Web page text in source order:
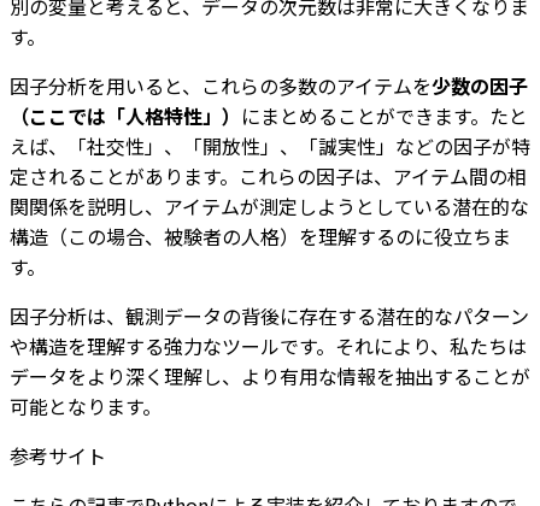
別の変量と考えると、データの次元数は非常に大きくなりま
す。
因子分析を用いると、これらの多数のアイテムを少数の因子
（ここでは「人格特性」） にまとめることができます。たと
えば、「社交性」、「開放性」、「誠実性」などの因子が特
定されることがあります。これらの因子は、アイテム間の相
関関係を説明し、アイテムが測定しようとしている潜在的な
構造（この場合、被験者の人格）を理解するのに役立ちま
す。
因子分析は、観測データの背後に存在する潜在的なパターン
や構造を理解する強力なツールです。それにより、私たちは
データをより深く理解し、より有用な情報を抽出することが
可能となります。
参考サイト